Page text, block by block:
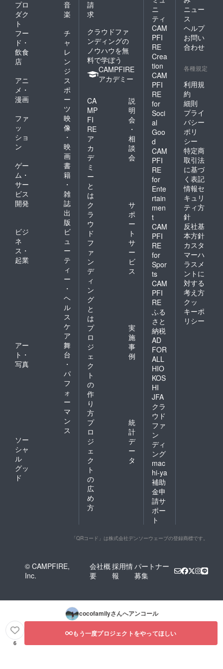
プロ
ダク
ト
音
楽
フー
ド・
飲食
店
チ
ャ
レ
ン
ジ
アニ
メ・
漫画
ス
ポ
ー
ツ
ファ
ッ
ショ
ン
映
像
・
映
画
ゲー
ム・
サー
ビス
開発
書
籍
・
雑
誌
出
版
ビジ
ネ
ス・
起業
ビ
ュ
ー
テ
ィ
ー
・
ヘ
ル
ス
ケ
ア
アー
ト・
写真
舞
台
・
パ
フ
ォ
ー
マ
ン
ス
ソー
シャ
ル
グッ
ド
請
求
クラウドファ
ンディングの
ノウハウを無
料で学ぼう
CAMPFIRE
アカデミー
CA
MP
FI
RE
ア
カ
デ
ミ
ー
と
は
説
明
会
・
相
談
会
ク
ラ
ウ
ド
フ
ァ
ン
デ
ィ
ン
グ
と
は
サ
ポ
ー
ト
サ
ー
ビ
ス
プ
ロ
ジ
ェ
ク
ト
の
作
り
方
実
施
事
例
プ
ロ
ジ
ェ
ク
ト
の
広
め
方
統
計
デ
ー
タ
ニ
ティ
CAM
PFI
RE
Crea
tion
CAM
PFI
RE
for
Soci
al
Goo
d
CAM
PFI
RE
for
Ente
rtain
men
t
CAM
PFI
RE
for
Spor
ts
CAM
PFI
RE
ふる
さと
納税
AD
FOR
ALL
HIO
KOS
HI
JFA
クラ
ウド
ファ
ン
ディ
ング
mac
hi-ya
補助
金申
請サ
ポー
ト
ニュー
ス
ヘルプ
お問い
合わせ
各種規定
利用規
約
細則
プライ
バシー
ポリ
シー
特定商
取引法
に基づ
く表記
情報セ
キュリ
ティ方
針
反社基
本方針
カスタ
マーハ
ラスメ
ントに
対する
考え方
クッ
キーポ
リシー
「QRコード」は株式会社デンソーウェーブの登録商標です。
© CAMPFIRE,
Inc.
会社概
要
採用情
報
パートナー
募集
cocofamilyさんへアンコール
6
もう一度プロジェクトをやってほしい